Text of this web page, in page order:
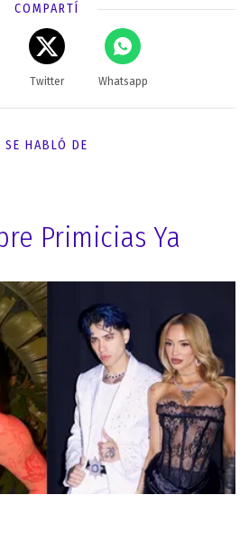
COMPARTÍ
Twitter Whatsapp
SE HABLÓ DE
Primicias Ya